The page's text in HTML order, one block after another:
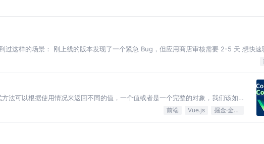
这样的场景： 刚上线的版本发现了一个紧急 Bug，但应用商店审核需要 2-5 天 想快速
法可以根据使用情况来返回不同的值，一个值或者是一个完整的对象，我们该如
态返回的模式。
前端 Vue.js 掘金·金石计划